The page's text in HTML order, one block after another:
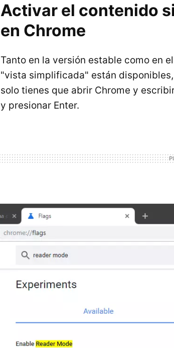
Activar el contenido
en Chrome
Tanto en la versión estable como en
"vista simplificada" están
solo tienes que abrir Chrome y
y presionar Enter.